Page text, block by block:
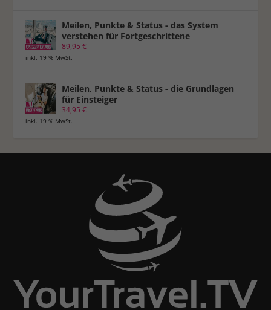
Meilen, Punkte & Status - das System
verstehen für Fortgeschrittene
89,95€
inkl. 19 % MwSt.
Meilen, Punkte & Status - die Grundlagen
für Einsteiger
34,95€
inkl. 19 % MwSt.